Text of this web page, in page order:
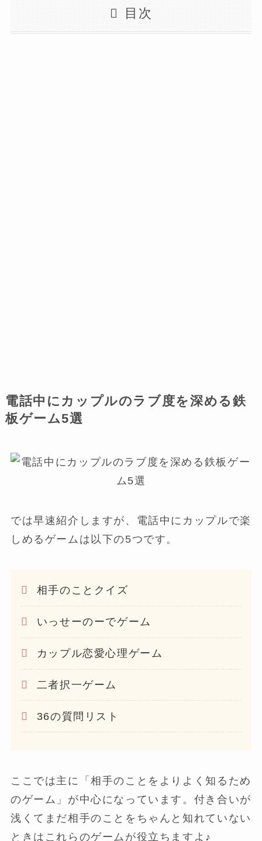
目次
電話中にカップルのラブ度を深める鉄
板ゲーム5選
では早速紹介しますが、電話中にカップルで楽
しめるゲームは以下の5つです。
相手のことクイズ
いっせーのーでゲーム
カップル恋愛心理ゲーム
二者択一ゲーム
36の質問リスト
ここでは主に「相手のことをよりよく知るため
のゲーム」が中心になっています。付き合いが
浅くてまだ相手のことをちゃんと知れていない
ときはこれらのゲームが役立ちますよ♪